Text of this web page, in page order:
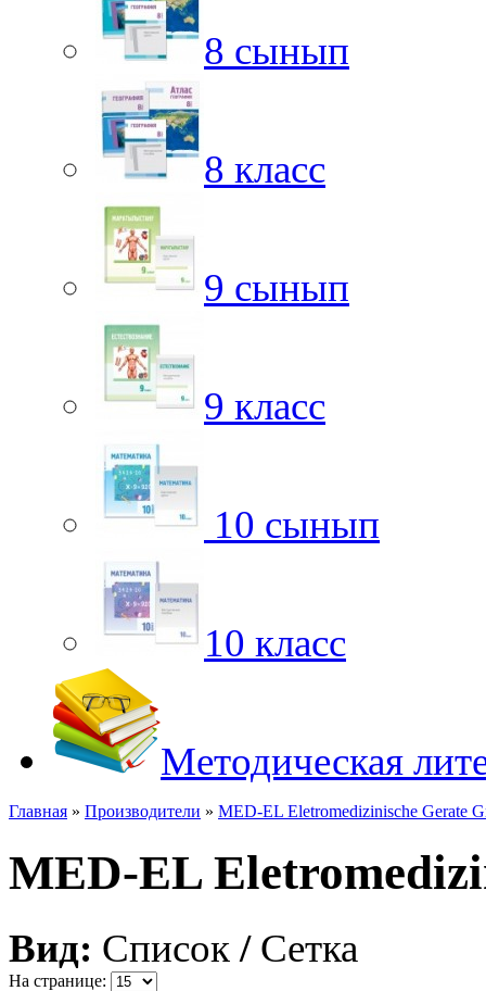
8 сынып
8 класс
9 сынып
9 класс
10 сынып
10 класс
Методическая
Главная » Производители » MED-EL Eletromedizinische Gerate
MED-EL
Вид: Список / Сетка
На странице: